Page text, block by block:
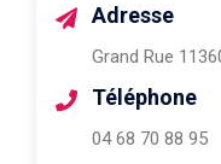
Adresse
Grand Rue
Téléphone
04 68 70 88 95